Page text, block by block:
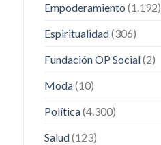
Empoderamiento (1.192)
Espiritualidad(306)
Fundación OP Social(2)
Moda(10)
Política(4.300)
Salud(123)